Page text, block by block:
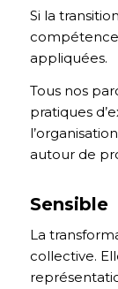
Si la
appliquées.
Tous nos
pratiques
autour de
Sensible
La
collective.